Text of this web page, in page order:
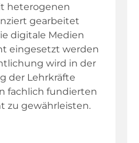
heterogenen
gearbeitet
digitale Medien
eingesetzt werden
wird in der
der Lehrkräfte
fachlich fundierten
zu gewährleisten.